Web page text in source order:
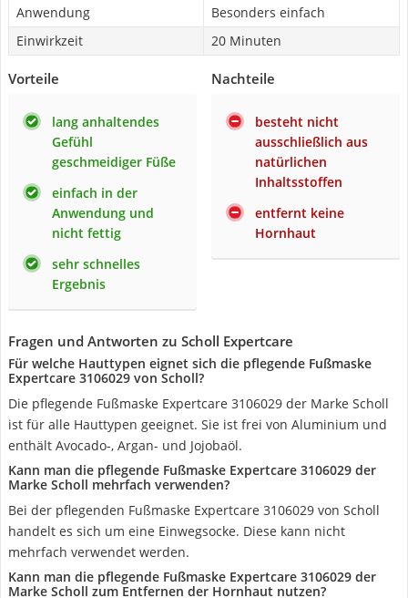
Anwendung
Besonders einfach
Einwirkzeit
20 Minuten
Vorteile
lang anhaltendes
Gefühl
geschmeidiger Füße
einfach in der
Anwendung und
nicht fettig
sehr schnelles
Ergebnis
Nachteile
besteht nicht
ausschließlich aus
natürlichen
Inhaltsstoffen
entfernt keine
Hornhaut
Fragen und Antworten zu Scholl Expertcare
Für welche Hauttypen eignet sich die pflegende Fußmaske
Expertcare 3106029 von Scholl?
Die pflegende Fußmaske Expertcare 3106029 der Marke Scholl
ist für alle Hauttypen geeignet. Sie ist frei von Aluminium und
enthält Avocado-, Argan- und Jojobaöl.
Kann man die pflegende Fußmaske Expertcare 3106029 der
Marke Scholl mehrfach verwenden?
Bei der pflegenden Fußmaske Expertcare 3106029 von Scholl
handelt es sich um eine Einwegsocke. Diese kann nicht
mehrfach verwendet werden.
Kann man die pflegende Fußmaske Expertcare 3106029 der
Marke Scholl zum Entfernen der Hornhaut nutzen?